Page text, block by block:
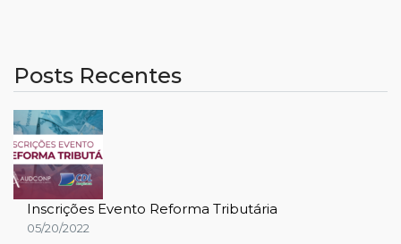
Posts Recentes
Inscrições Evento Reforma Tributária
05/20/2022